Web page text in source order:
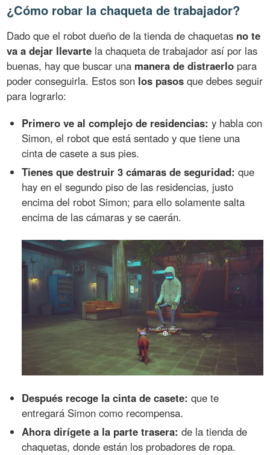
¿Cómo robar la chaqueta de trabajador?
Dado que el robot dueño de la tienda de chaquetas no te
va a dejar llevarte la chaqueta de trabajador así por las
buenas, hay que buscar una manera de distraerlo para
poder conseguirla. Estos son los pasos que debes seguir
para lograrlo:
Primero ve al complejo de residencias: y habla con
Simon, el robot que está sentado y que tiene una
cinta de casete a sus pies.
Tienes que destruir 3 cámaras de seguridad: que
hay en el segundo piso de las residencias, justo
encima del robot Simon; para ello solamente salta
encima de las cámaras y se caerán.
Después recoge la cinta de casete: que te
entregará Simon como recompensa.
Ahora dirígete a la parte trasera: de la tienda de
chaquetas, donde están los probadores de ropa.